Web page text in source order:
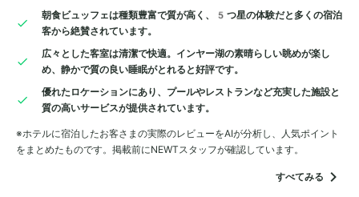
朝食ビュッフェは種類豊富で質が高く、5つ星の体験だと多くの宿泊
客から絶賛されています。
広々とした客室は清潔で快適。インヤー湖の素晴らしい眺めが楽し
め、静かで質の良い睡眠がとれると好評です。
優れたロケーションにあり、プールやレストランなど充実した施設と
質の高いサービスが提供されています。
※ホテルに宿泊したお客さまの実際のレビューをAIが分析し、人気ポイント
をまとめたものです。掲載前にNEWTスタッフが確認しています。
すべてみる